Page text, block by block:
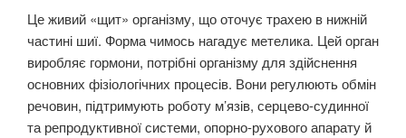
Це живий «щит» організму, що оточує трахею в нижній
частині шиї. Форма чимось нагадує метелика. Цей орган
виробляє гормони, потрібні організму для здійснення
основних фізіологічних процесів. Вони регулюють обмін
речовин, підтримують роботу м’язів, серцево-судинної
та репродуктивної системи, опорно-рухового апарату й